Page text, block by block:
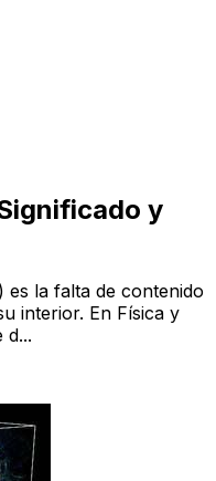
y
es la falta de contenido
interior. En Física y
d...